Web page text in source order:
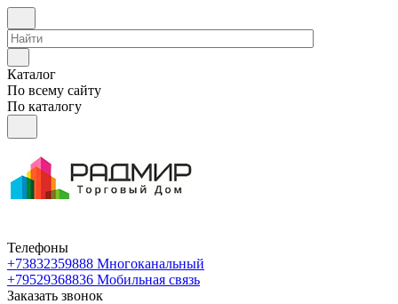
Каталог
По всему сайту
По каталогу
Телефоны
+73832359888 Многоканальный
+79529368836 Мобильная связь
Заказать звонок